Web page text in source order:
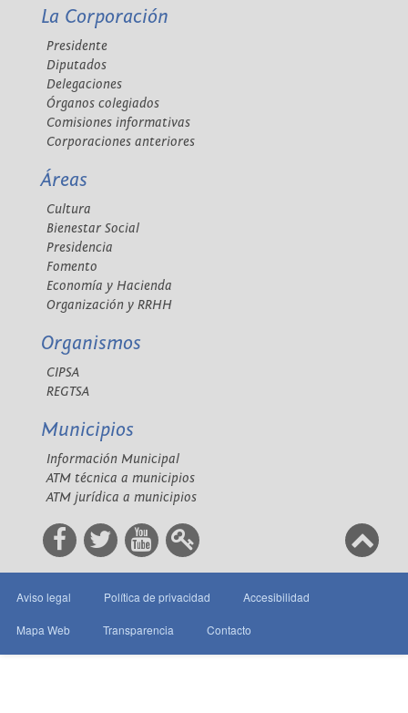
La Corporación
Presidente
Diputados
Delegaciones
Órganos colegiados
Comisiones informativas
Corporaciones anteriores
Áreas
Cultura
Bienestar Social
Presidencia
Fomento
Economía y Hacienda
Organización y RRHH
Organismos
CIPSA
REGTSA
Municipios
Información Municipal
ATM técnica a municipios
ATM jurídica a municipios
Aviso legal Política de privacidad Accesibilidad
Mapa Web Transparencia Contacto